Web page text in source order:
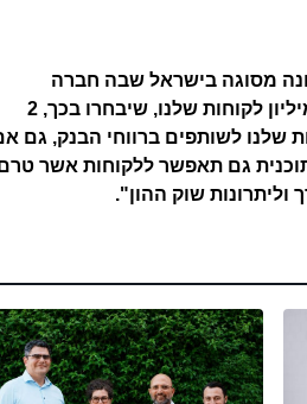
מסוגה בישראל שבה חברה
ישראלית מחלקת מניות שלה במתנה ללקוחות שלה. אנחנו נחלק למיליון לקוחות שלנו, שיבחרו בכך, 2
שלנו לשותפים ברווחי הבנק, גם
גם תאפשר ללקוחות אשר
שוק ההון".